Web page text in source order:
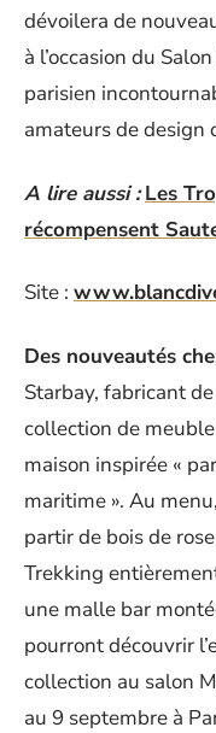
dévoilera de
à l’occasion du
parisien
amateurs de design
A lire aussi : Les
récompensent
Site :
Des nouveautés
Starbay, fabricant
collection de
maison inspirée «
maritime ». Au
partir de bois de
Trekking
une malle bar
pourront découvrir
collection au salon
au 9 septembre à